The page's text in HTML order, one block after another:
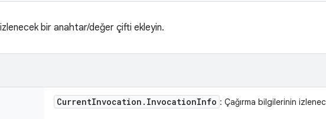
bir anahtar/değer çifti ekleyin.
CurrentInvocation . InvocationInfo : Çağırma bilgilerinin